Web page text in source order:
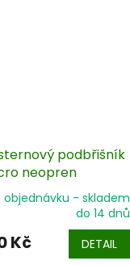
podbřišník
neopren
objednávku - skladem
do 14 dnů
Kč DETAIL